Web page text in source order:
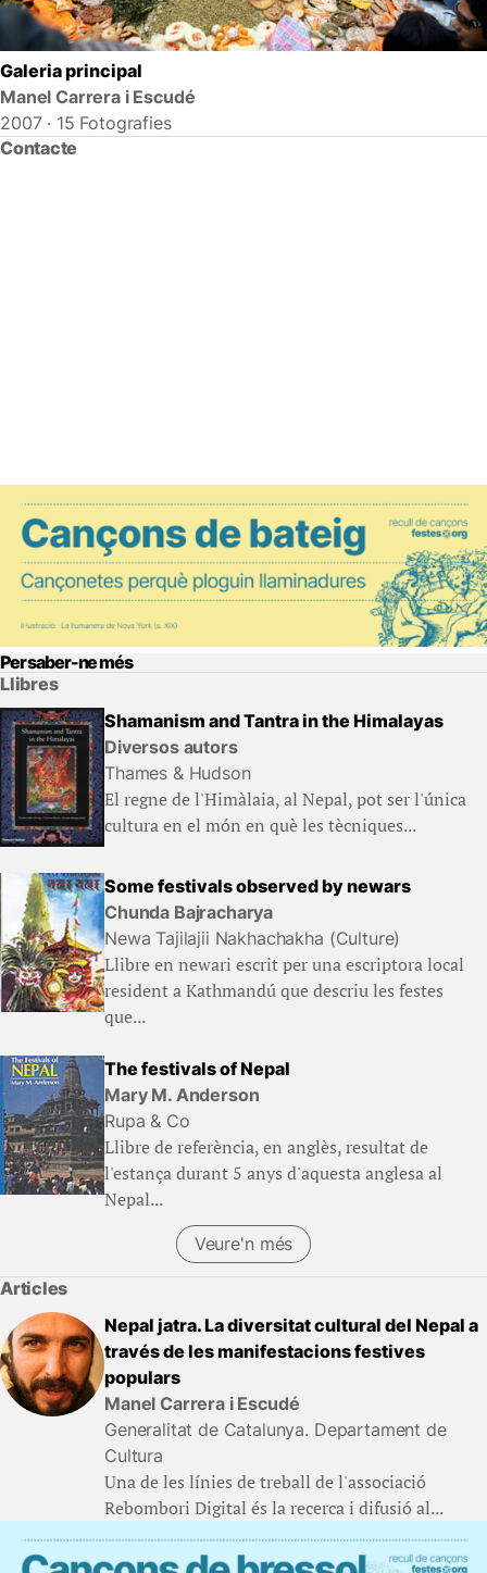
Galeria principal
Manel Carrera i Escudé
2007 · 15 Fotografies
Contacte
Per saber-ne més
Llibres
Shamanism and Tantra in the Himalayas
Diversos autors
Thames & Hudson
El regne de l'Himàlaia, al Nepal, pot ser l'única
cultura en el món en què les tècniques...
Some festivals observed by newars
Chunda Bajracharya
Newa Tajilajii Nakhachakha (Culture)
Llibre en newari escrit per una escriptora local
resident a Kathmandú que descriu les festes
que...
The festivals of Nepal
Mary M. Anderson
Rupa & Co
Llibre de referència, en anglès, resultat de
l'estança durant 5 anys d'aquesta anglesa al
Nepal...
Veure'n més
(Llibres)
Articles
Nepal jatra. La diversitat cultural del Nepal a
través de les manifestacions festives
populars
Manel Carrera i Escudé
Generalitat de Catalunya. Departament de
Cultura
Una de les línies de treball de l'associació
Rebombori Digital és la recerca i difusió al...